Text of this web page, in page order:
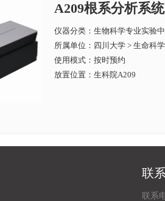
A209根系分析系
仪器分类：生物科学专业实验
所属单位： 四川大学 > 生命科
使用模式：按时预约
放置位置：生科院A209
联
联系